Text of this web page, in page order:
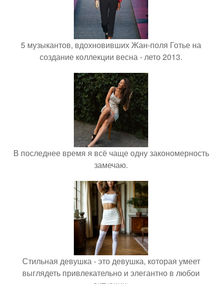
5 музыкантов, вдохновивших Жан-поля Готье на
создание коллекции весна - лето 2013.
В последнее время я всё чаще одну закономерность
замечаю.
Стильная девушка - это девушка, которая умеет
выглядеть привлекательно и элегантно в любои